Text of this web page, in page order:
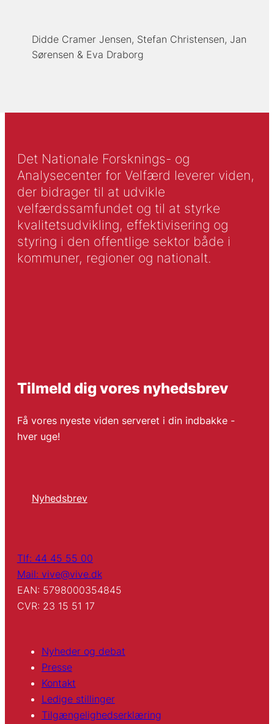
Didde Cramer Jensen Stefan Christensen Jan
Sørensen
Eva Draborg
Det Nationale Forsknings- og
Analysecenter for Velfærd leverer viden,
der bidrager til at udvikle
velfærdssamfundet og til at styrke
kvalitetsudvikling, effektivisering og
styring i den offentlige sektor både i
kommuner, regioner og nationalt.
Tilmeld dig vores nyhedsbrev
Få vores nyeste viden serveret i din indbakke -
hver uge!
Nyhedsbrev
Tlf: 44 45 55 00
Mail: vive@vive.dk
EAN: 5798000354845
CVR: 23 15 51 17
Nyheder og debat
Presse
Kontakt
Ledige stillinger
Tilgængelighedserklæring